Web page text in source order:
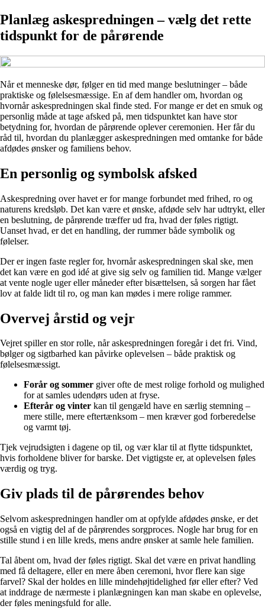
Planlæg askespredningen – vælg det rette
tidspunkt for de pårørende
Når et menneske dør, følger en tid med mange beslutninger – både
praktiske og følelsesmæssige. En af dem handler om, hvordan og
hvornår askespredningen skal finde sted. For mange er det en smuk og
personlig måde at tage afsked på, men tidspunktet kan have stor
betydning for, hvordan de pårørende oplever ceremonien. Her får du
råd til, hvordan du planlægger askespredningen med omtanke for både
afdødes ønsker og familiens behov.
En personlig og symbolsk afsked
Askespredning over havet er for mange forbundet med frihed, ro og
naturens kredsløb. Det kan være et ønske, afdøde selv har udtrykt, eller
en beslutning, de pårørende træffer ud fra, hvad der føles rigtigt.
Uanset hvad, er det en handling, der rummer både symbolik og
følelser.
Der er ingen faste regler for, hvornår askespredningen skal ske, men
det kan være en god idé at give sig selv og familien tid. Mange vælger
at vente nogle uger eller måneder efter bisættelsen, så sorgen har fået
lov at falde lidt til ro, og man kan mødes i mere rolige rammer.
Overvej årstid og vejr
Vejret spiller en stor rolle, når askespredningen foregår i det fri. Vind,
bølger og sigtbarhed kan påvirke oplevelsen – både praktisk og
følelsesmæssigt.
Forår og sommer giver ofte de mest rolige forhold og mulighed
for at samles udendørs uden at fryse.
Efterår og vinter kan til gengæld have en særlig stemning –
mere stille, mere eftertænksom – men kræver god forberedelse
og varmt tøj.
Tjek vejrudsigten i dagene op til, og vær klar til at flytte tidspunktet,
hvis forholdene bliver for barske. Det vigtigste er, at oplevelsen føles
værdig og tryg.
Giv plads til de pårørendes behov
Selvom askespredningen handler om at opfylde afdødes ønske, er det
også en vigtig del af de pårørendes sorgproces. Nogle har brug for en
stille stund i en lille kreds, mens andre ønsker at samle hele familien.
Tal åbent om, hvad der føles rigtigt. Skal det være en privat handling
med få deltagere, eller en mere åben ceremoni, hvor flere kan sige
farvel? Skal der holdes en lille mindehøjtidelighed før eller efter? Ved
at inddrage de nærmeste i planlægningen kan man skabe en oplevelse,
der føles meningsfuld for alle.